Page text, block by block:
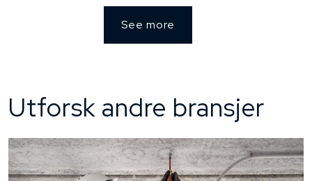
See more
Utforsk andre bransjer